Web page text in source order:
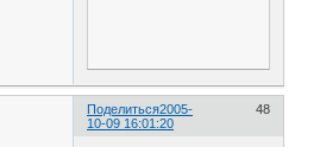
Поделиться 48
2005-
10-09 16:01:20